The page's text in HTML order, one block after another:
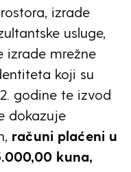
izrade
usluge,
izrade mrežne
koji su
godine te izvod
dokazuje
računi plaćeni u
kuna,